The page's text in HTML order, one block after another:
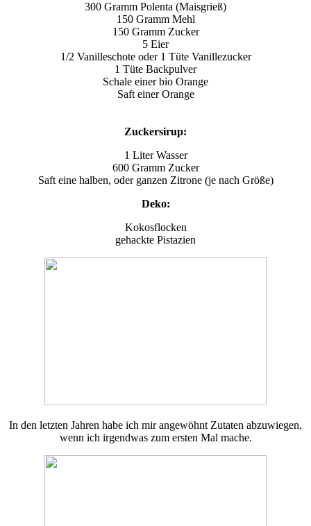
300 Gramm Polenta (Maisgrieß)
150 Gramm Mehl
150 Gramm Zucker
5 Eier
1/2 Vanilleschote oder 1 Tüte Vanillezucker
1 Tüte Backpulver
Schale einer bio Orange
Saft einer Orange
Zuckersirup:
1 Liter Wasser
600 Gramm Zucker
Saft eine halben, oder ganzen Zitrone (je nach Größe)
Deko:
Kokosflocken
gehackte Pistazien
In den letzten Jahren habe ich mir angewöhnt Zutaten abzuwiegen,
wenn ich irgendwas zum ersten Mal mache.